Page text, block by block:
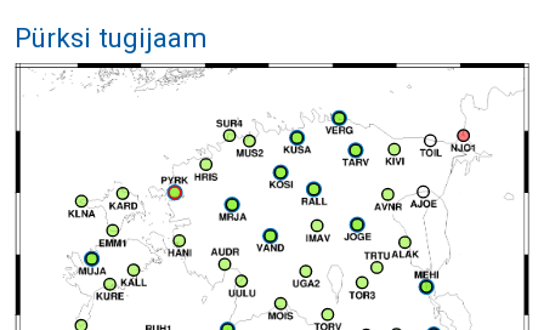
Pürksi tugijaam